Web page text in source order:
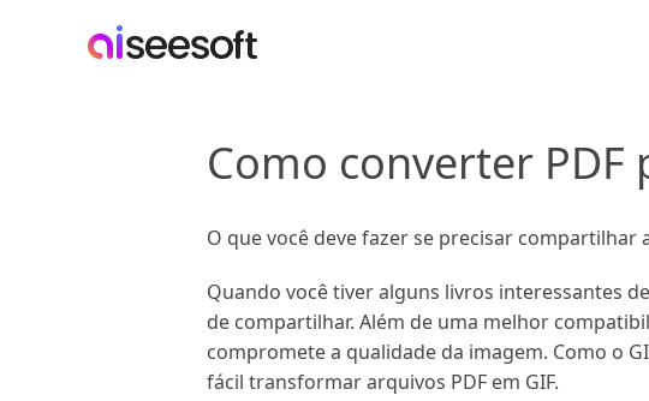
Como converter PDF
O que você deve fazer se precisar compartilhar
Quando você tiver alguns livros interessantes
de compartilhar. Além de uma melhor
compromete a qualidade da imagem. Como o
fácil transformar arquivos PDF em GIF.